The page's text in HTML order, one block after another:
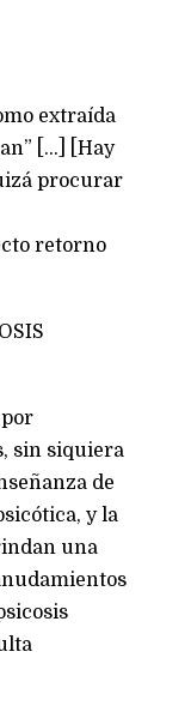
extraída
[…] [Hay
procurar
retorno
sin siquiera
de
y la
una